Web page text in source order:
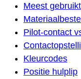
Meest
Pilot-contact
Kleurcodes
Positie hulplip